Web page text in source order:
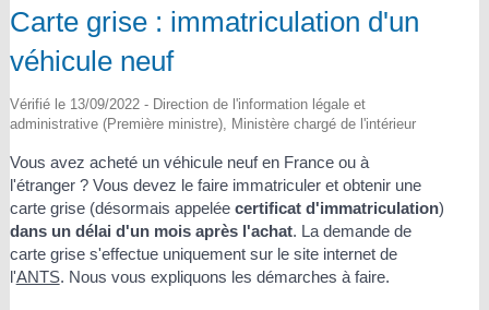
Carte grise : immatriculation d'un
véhicule neuf
Vérifié le 13/09/2022 - Direction de l'information légale et
administrative (Première ministre), Ministère chargé de l'intérieur
Vous avez acheté un véhicule neuf en France ou à
l'étranger ? Vous devez le faire immatriculer et obtenir une
carte grise (désormais appelée certificat d'immatriculation)
dans un délai d'un mois après l'achat. La demande de
carte grise s'effectue uniquement sur le site internet de
l'ANTS. Nous vous expliquons les démarches à faire.